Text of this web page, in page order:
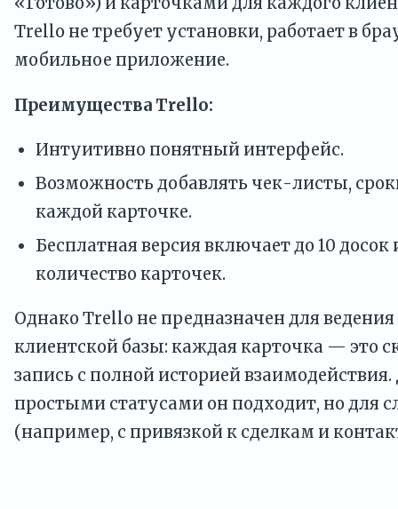
Trello не требует установки, работает в
мобильное приложение.
Преимущества Trello:
Интуитивно понятный интерфейс.
Возможность добавлять чек-листы,
каждой карточке.
Бесплатная версия включает до 10
количество карточек.
Однако Trello не предназначен для
клиентской базы: каждая карточка — это
запись с полной историей взаимодействия.
простыми статусами он подходит, но для
(например, с привязкой к сделкам и